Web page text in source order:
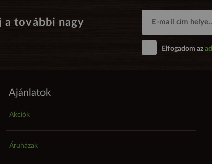
a további nagy
Elfogadom az
Ajánlatok
Akciók
Áruházak